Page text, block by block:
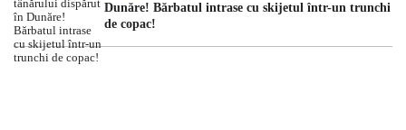
Dunăre! Bărbatul intrase cu skijetul într-un trunchi
de copac!